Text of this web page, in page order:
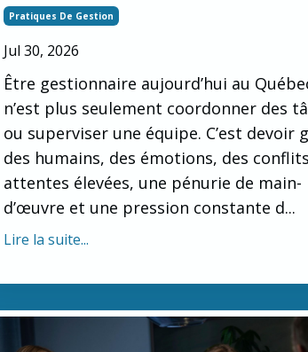
Pratiques De Gestion
Jul 30, 2026
Être gestionnaire aujourd’hui au
n’est plus seulement coordonner des
ou superviser une équipe. C’est devoir
des humains, des émotions, des
attentes élevées, une pénurie de main-
d’œuvre et une pression constante d...
Lire la suite...